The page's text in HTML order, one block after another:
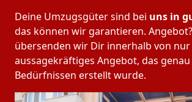
Deine Umzugsgüter sind bei uns in
das können wir garantieren.
übersenden wir Dir innerhalb von
aussagekräftiges Angebot, das
Bedürfnissen erstellt wurde.